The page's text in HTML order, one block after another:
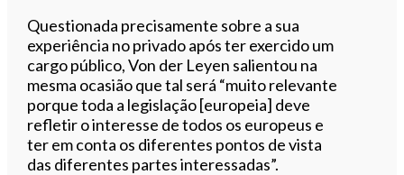
Questionada precisamente sobre a sua
experiência no privado após ter exercido um
cargo público, Von der Leyen salientou na
mesma ocasião que tal será “muito relevante
porque toda a legislação [europeia] deve
refletir o interesse de todos os europeus e
ter em conta os diferentes pontos de vista
das diferentes partes interessadas”.